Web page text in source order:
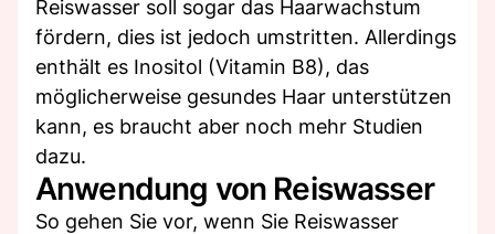
Reiswasser soll sogar das Haarwachstum
fördern, dies ist jedoch umstritten. Allerdings
enthält es Inositol (Vitamin B8), das
möglicherweise gesundes Haar unterstützen
kann, es braucht aber noch mehr Studien
dazu.
Anwendung von Reiswasser
So gehen Sie vor, wenn Sie Reiswasser